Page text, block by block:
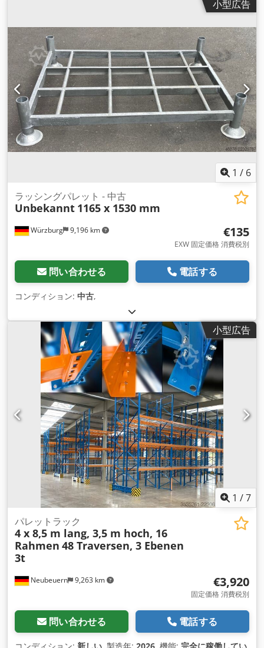
小型広告
1 / 6
Würzburg 9,196 km
ラッシングパレット - 中古
Unbekannt 1165 x 1530 mm
€135
EXW 固定価格 消費税別
問い合わせる 電話する
コンディション: 中古,
小型広告
1 /7
Neubeuern 9,263 km
パレットラック
4 x 8,5 m lang, 3,5 m hoch, 16
Rahmen 48 Traversen, 3 Ebenen
3t
€3,920
固定価格 消費税別
問い合わせる 電話する